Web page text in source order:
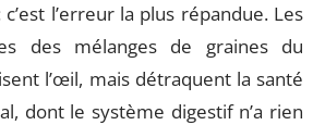
l’erreur la plus répandue. Les
des mélanges de graines du
l’œil, mais détraquent la santé
dont le système digestif n’a rien